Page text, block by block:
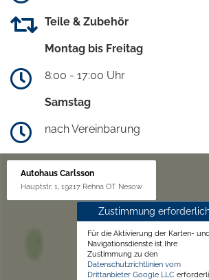
Teile & Zubehör
Montag bis Freitag
8:00 - 17:00 Uhr
Samstag
nach Vereinbarung
Autohaus Carlsson
Hauptstr. 1, 19217 Rehna OT Nesow
Zustimmung
Für die Aktivierung der Karten- und
Navigationsdienste ist Ihre
Zustimmung zu den
Datenschutzrichtlinien vom
Drittanbieter Google LLC